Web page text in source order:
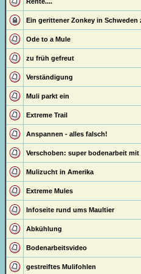
Ein gerittener Zonkey in Schweden
Ode to a Mule
zu früh gefreut
Verständigung
Muli parkt ein
Extreme Trail
Anspannen - alles falsch!
Verschoben: super bodenarbeit mit
Mulizucht in Amerika
Extreme Mules
Infoseite rund ums Maultier
Abkühlung
Bodenarbeitsvideo
gestreiftes Mulifohlen